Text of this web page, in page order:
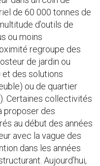
de 60 000 tonnes de
d’outils de
ou moins
regroupe des
de jardin ou
et des solutions
ou de quartier
Certaines collectivités
proposer des
au début des années
avec la vague des
dans les années
Aujourd’hui,